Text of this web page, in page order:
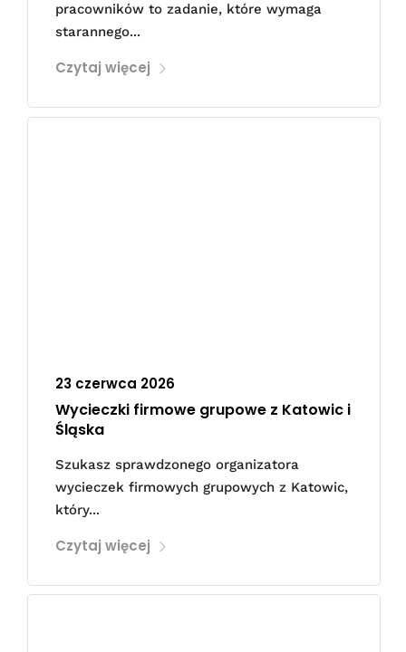
pracowników to zadanie, które wymaga
starannego...
Czytaj więcej
23 czerwca 2026
Wycieczki firmowe grupowe z Katowic i
Śląska
Szukasz sprawdzonego organizatora
wycieczek firmowych grupowych z Katowic,
który...
Czytaj więcej